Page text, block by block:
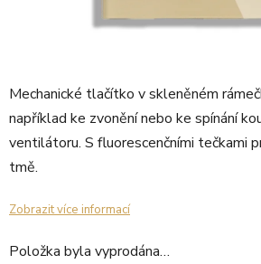
Mechanické tlačítko v skleněném
například ke zvonění nebo ke spínání
ventilátoru. S fluorescenčními tečkami
tmě.
Zobrazit více informací
Položka byla vyprodána…